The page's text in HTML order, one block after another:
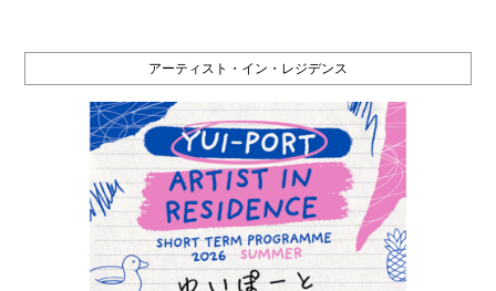
アーティスト・イン・レジデンス